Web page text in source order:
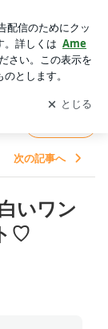
取りまし
開く
次の記事へ
いワン
♡